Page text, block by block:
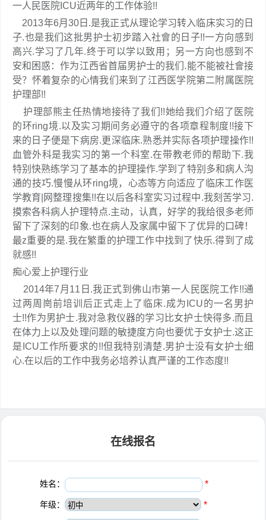
一人民医院ICU近两年的工作体验!!
2013年6月30日.是我正式从理论学习转入临床实习的日
子.也是我们这批男护士初步踏入社會的日子!!一方向感到
高兴.学习了几年.终于可以学以致用；另一方向也感到不
安和困惑：作为江西省首届男护士的我们.能不能被社會接
受？怀着复杂的心情我们来到了江西医学院第二附属医院
护理部!!
护理部熊主任热情地接待了我们!!她给我们介绍了医院
的环ring境.以及实习期间务必遵守的各项章程制度!!接下
来的日子便是下病房.更深临床.熟悉并实际各项护理操作!!
血管外科是我实习的第一个科室.在带教老师的帮助下.我
特别快熟练学习了基本的护理操作.学到了特别多和病人沟
通的技巧.慢慢从环ring境，心态等方向适应了临床工作医
学教育|网整理搜集!!在以后各科室实习过程中.我刻苦学习.
摸索各科病人护理特点.主动，认真，好学的我给很多老师
留下了深刻的印象.也在病人及家属中留下了优异的口碑！
最z重要的是.我在繁重的护理工作中找到了快乐.得到了成
就感!!
痴心爱上护理行业
2014年7月11日.我正式到佛山市第一人民医院工作!!通
过两周崗前培训后正式走上了临床.成为ICU的一名男护
士!!作为男护士.我对急救仪器的学习比女护士快得多.而且
在体力上以及处理问题的敏捷度方向也要优于女护士.这正
是ICU工作所要求的!!但我特别清楚.男护士没有女护士细
心.在以后的工作中我务必培养认真严谨的工作态度!!
在线报名
姓名： *
年级： *